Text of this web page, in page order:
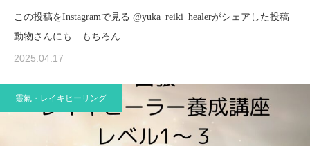
この投稿をInstagramで見る @yuka_reiki_healerがシェアした投稿
動物さんにも もちろん…
2025.04.17
靈氣・レイキヒーリング